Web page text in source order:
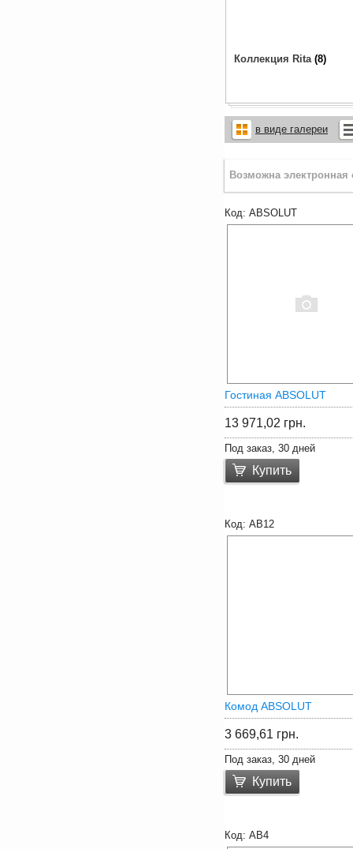
Коллекция Rita 8
в виде галереи
ABSOLUT
Гостиная ABSOLUT
13 971,02 грн.
Под заказ, 30 дней
Купить
AB12
Комод ABSOLUT
3 669,61 грн.
Под заказ, 30 дней
Купить
AB4